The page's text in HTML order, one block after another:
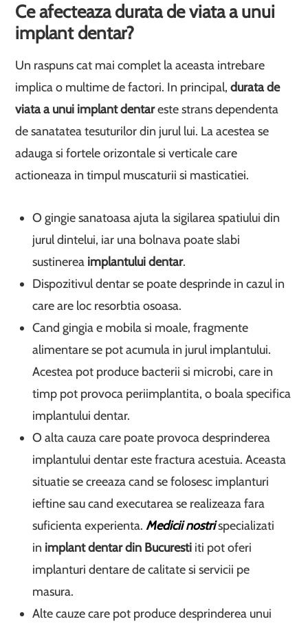
Ce afecteaza durata de viata a unui
implant dentar?
Un raspuns cat mai complet la aceasta intrebare
implica o multime de factori. In principal,durata de
viata a unui implant dentareste strans dependenta
de sanatatea tesuturilor din jurul lui. La acestea se
adauga si fortele orizontale si verticale care
actioneaza in timpul muscaturii si masticatiei.
O gingie sanatoasa ajuta la sigilarea spatiului din
jurul dintelui, iar una bolnava poate slabi
sustinerea implantului dentar.
Dispozitivul dentar se poate desprinde in cazul in
care are loc resorbtia osoasa.
Cand gingia e mobila si moale, fragmente
alimentare se pot acumula in jurul implantului.
Acestea pot produce bacterii si microbi, care in
timp pot provoca periimplantita, o boala specifica
implantului dentar.
O alta cauza care poate provoca desprinderea
implantului dentar este fractura acestuia. Aceasta
situatie se creeaza cand se folosesc implanturi
ieftine sau cand executarea se realizeaza fara
suficienta experienta.Medicii nostrispecializati
in implant dentar din Bucuresti iti pot oferi
implanturi dentare de calitate si servicii pe
masura.
Alte cauze care pot produce desprinderea unui